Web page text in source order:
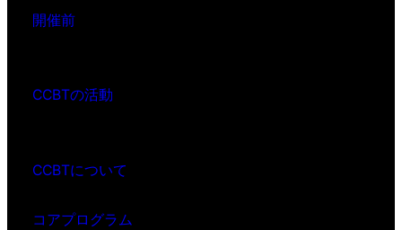
開催前
CCBTの活動
CCBTについて
コアプログラム